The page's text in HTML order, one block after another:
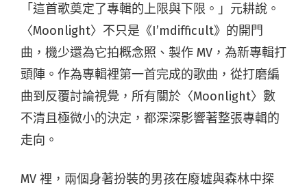
「這首歌奠定了專輯的上限與下限。」元耕說。
〈Moonlight〉不只是《I’mdifficult》的開門
曲，機少還為它拍概念照、製作 MV，為新專輯打
頭陣。作為專輯裡第一首完成的歌曲，從打磨編
曲到反覆討論視覺，所有關於〈Moonlight〉數
不清且極微小的決定，都深深影響著整張專輯的
走向。
MV 裡，兩個身著扮裝的男孩在廢墟與森林中探